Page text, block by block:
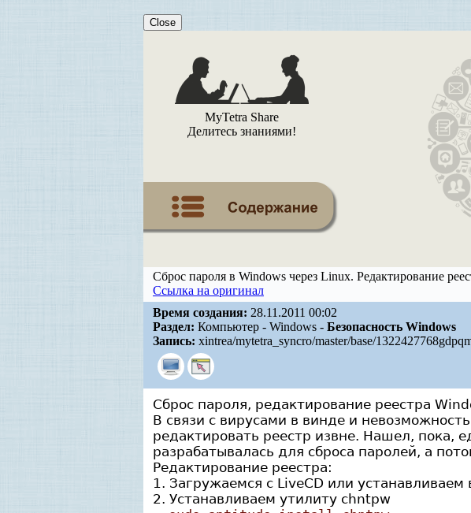
Close
MyTetra Share
Делитесь знаниями!
Сброс пароля в Windows через Linux. Редактирование
Ссылка на оригинал
Время создания: 28.11.2011 00:02
Раздел: Компьютер - Windows - Безопасность Windows
Запись: xintrea/mytetra_syncro/master/base/
Сброс пароля, редактирование реестра
В связи с вирусами в винде и
редактировать реестр извне. Нашел, пока,
разрабатывалась для сброса паролей, а
Редактирование реестра:
1. Загружаемся с LiveCD или устанавливаем
2. Устанавливаем утилиту chntpw